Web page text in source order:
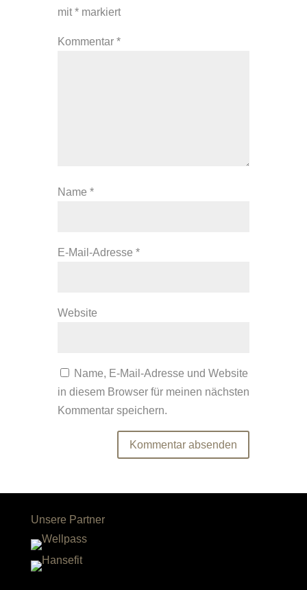
mit * markiert
Kommentar *
Name *
E-Mail-Adresse *
Website
Name, E-Mail-Adresse und Website
in diesem Browser für meinen nächsten
Kommentar speichern.
Unsere Partner